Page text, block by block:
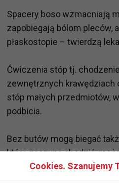
Spacery boso wzmacniają
zapobiegają bólom pleców,
płaskostopie – twierdzą
Ćwiczenia stóp tj.
zewnętrznych krawędziach
stóp małych przedmiotów,
podbicia.
Bez butów mogą biegać
które zaczyna chodzić,
stawiać bez butów, ale tylko
Cookies. Szanujemy